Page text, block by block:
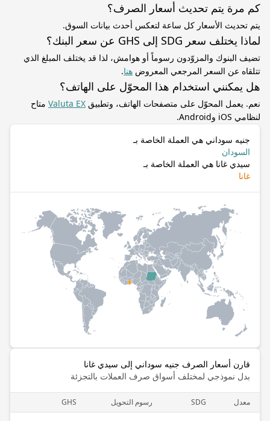
كم مرة يتم تحديث أسعار الصرف؟
يتم تحديث الأسعار كل ساعة لتعكس أحدث بيانات السوق.
لماذا يختلف سعر SDG إلى GHS عن سعر البنك؟
تضيف البنوك والمزوّدون رسوماً أو هوامش، لذا قد يختلف المبلغ الذي
تتلقاه عن السعر المرجعي المعروض هنا.
هل يمكنني استخدام هذا المحوّل على الهاتف؟
نعم. يعمل المحوّل على متصفحات الهاتف، وتطبيق Valuta EX متاح
لنظامي iOS وAndroid.
جنيه سوداني هي العملة الخاصة بـ
السودان
سيدي غانا هي العملة الخاصة بـ
غانا
قارن أسعار الصرف جنيه سوداني إلى سيدي غانا
بدل نموذجي لمختلف أسواق صرف العملات بالتجزئة
معدل SDG رسوم التحويل GHS